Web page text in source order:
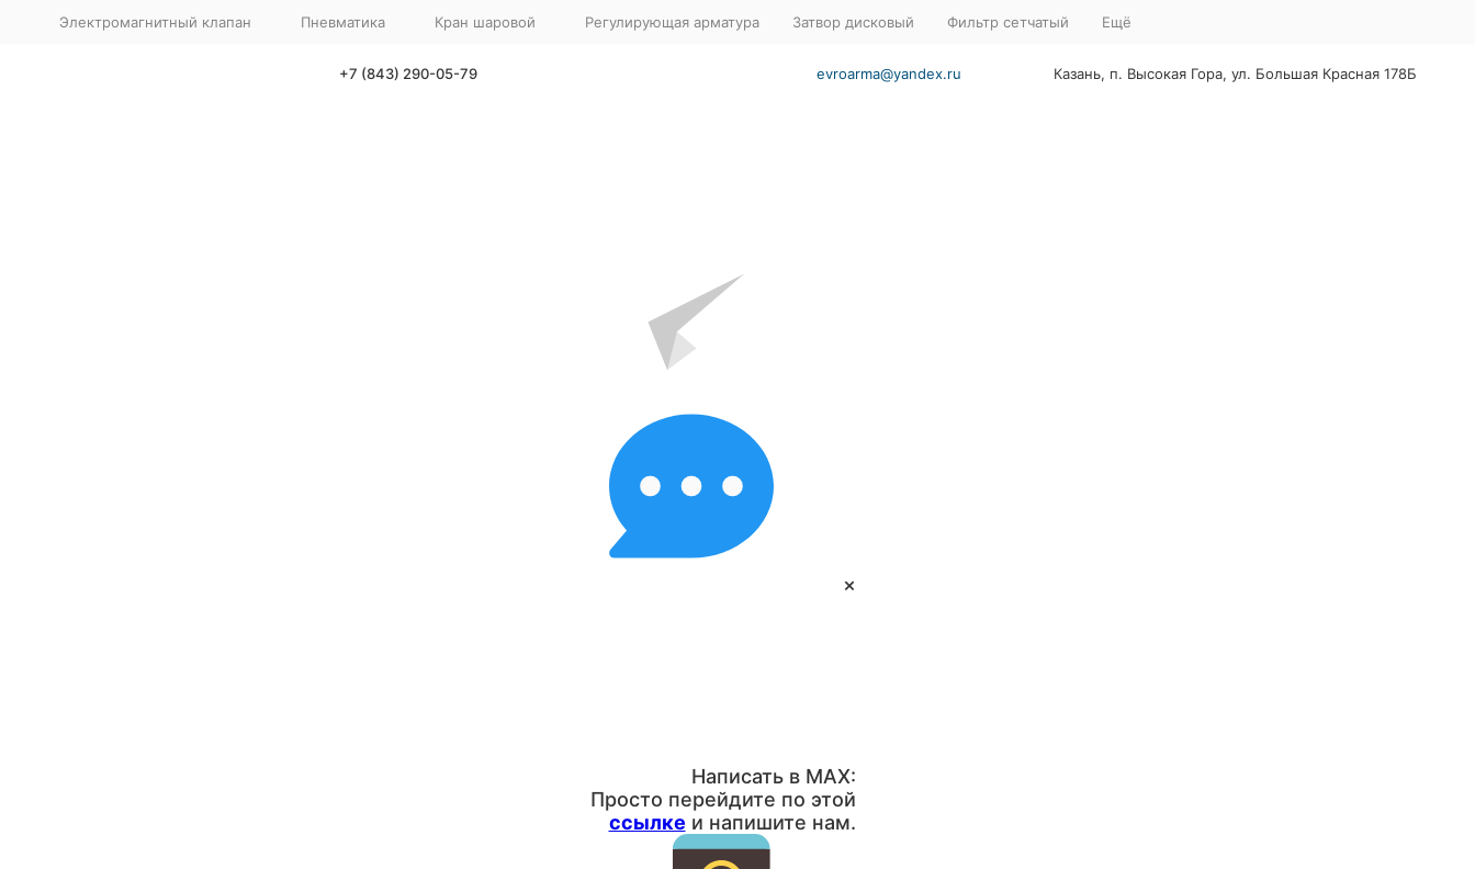
Электромагнитный клапан Пневматика Кран шаровой Регулирующая арматура Затвор дисковый Фильтр сетчатый Ещё
+7 (843) 290-05-79
×
Написать в MAX:
Просто перейдите по этой
ссылке и напишите нам.
evroarma@yandex.ru Казань, п. Высокая Гора, ул. Большая Красная 178Б